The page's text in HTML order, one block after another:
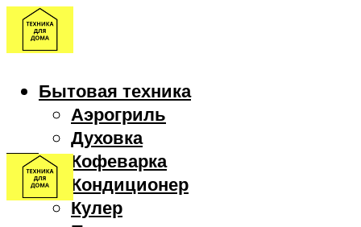
Бытовая техника
Аэрогриль
Духовка
Кофеварка
Кондиционер
Кулер